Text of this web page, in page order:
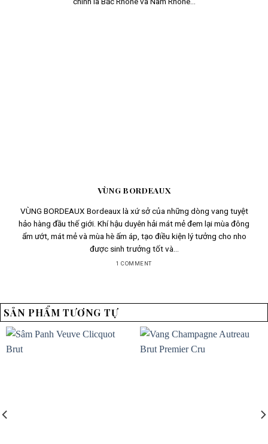
VÙNG BORDEAUX
VÙNG BORDEAUX Bordeaux là xứ sở của những dòng vang tuyệt
hảo hàng đầu thế giới. Khí hậu duyên hải mát mẻ đem lại mùa đông
ẩm ướt, mát mẻ và mùa hè ấm áp, tạo điều kiện lý tưởng cho nho
được sinh trưởng tốt và...
1 COMMENT
SẢN PHẨM TƯƠNG TỰ